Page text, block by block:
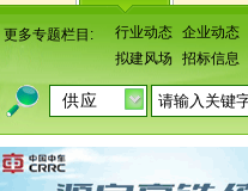
更多专题栏目: 行业动态 企业动态
拟建风场
招标信息